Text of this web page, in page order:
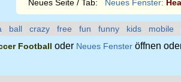
Neues Seite / Tab: Neues Fenster:
ball crazy free fun funny kids mobile
Football oder Neues Fenster öffnen